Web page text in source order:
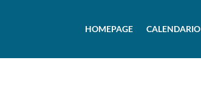
HOMEPAGE CALENDARIO